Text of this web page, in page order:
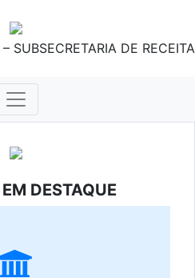
SUBSECRETARIA DE RECEITA
DESTAQUE